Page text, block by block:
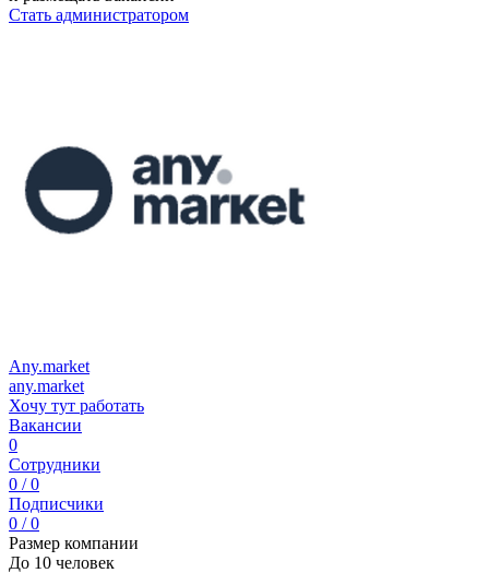
Стать администратором
Any.market
any.market
Хочу тут работать
Вакансии
0
Сотрудники
0 / 0
Подписчики
0 / 0
Размер компании
До 10 человек